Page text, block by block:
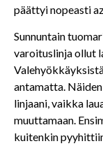
päättyi nopeasti
Sunnuntain
varoituslinja ollut
antamatta.
linjaani, vaikka
muuttamaan.
kuitenkin